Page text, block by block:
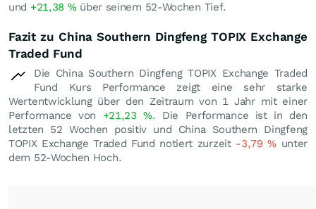
und +21,38 %über seinem 52-Wochen Tief.
Fazit zu China Southern Dingfeng TOPIX Exchange
Traded Fund
Die China Southern Dingfeng TOPIX Exchange Traded
Fund Kurs Performance zeigt eine sehr starke
Wertentwicklung über den Zeitraum von 1 Jahr mit einer
Performance von +21,23%. Die Performance ist in den
letzten 52 Wochen positiv und China Southern Dingfeng
TOPIX Exchange Traded Fund notiert zurzeit -3,79%unter
dem 52-Wochen Hoch.